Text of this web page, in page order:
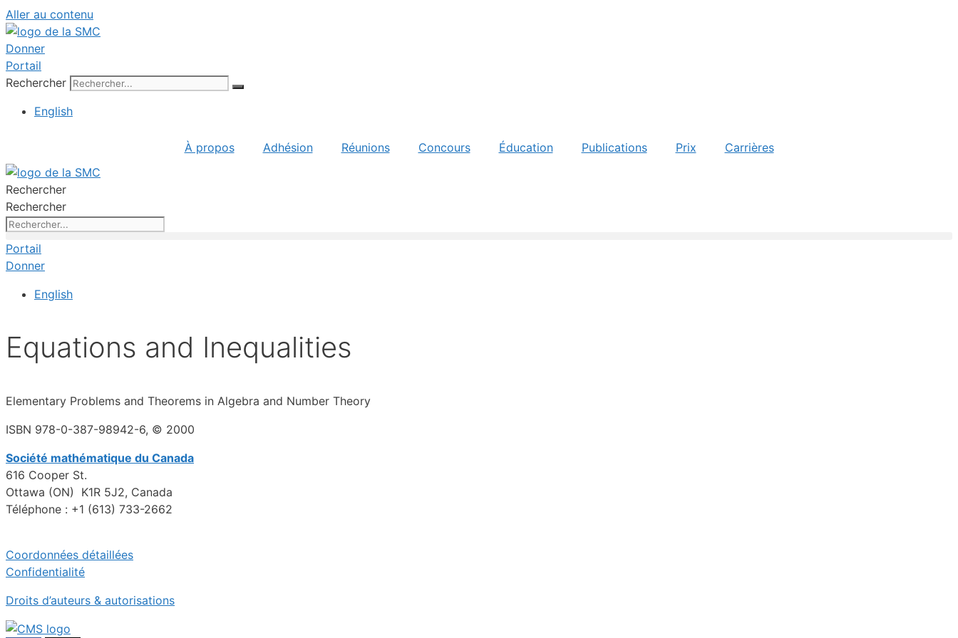
Aller au contenu
Donner
Portail
Rechercher
English
À propos Adhésion Réunions Concours Éducation Publications Prix Carrières
Rechercher
Rechercher
Portail
Donner
English
Equations and Inequalities
Elementary Problems and Theorems in Algebra and Number Theory
ISBN 978-0-387-98942-6, © 2000
Société mathématique du Canada
616 Cooper St.
Ottawa (ON) K1R 5J2, Canada
Téléphone : +1 (613) 733-2662
Coordonnées détaillées
Confidentialité
Droits d’auteurs & autorisations